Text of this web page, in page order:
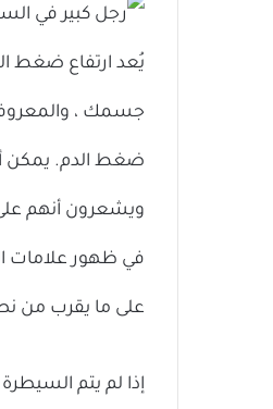
يُعد ارتفاع ضغط
جسمك ، والمعروفة
ضغط الدم. يمكن
ويشعرون أنهم على
في ظهور علامات
على ما يقرب من
إذا لم يتم